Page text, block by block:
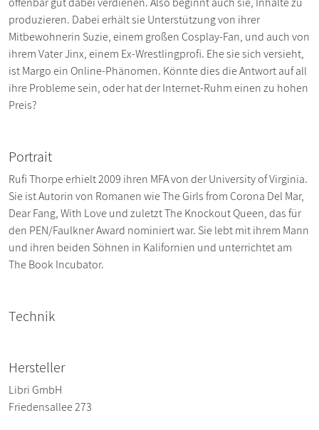
produzieren. Dabei erhält sie Unterstützung von ihrer
Mitbewohnerin Suzie, einem großen Cosplay-Fan, und auch von
ihrem Vater Jinx, einem Ex-Wrestlingprofi. Ehe sie sich versieht,
ist Margo ein Online-Phänomen. Könnte dies die Antwort auf all
ihre Probleme sein, oder hat der Internet-Ruhm einen zu hohen
Preis?
Portrait
Rufi Thorpe erhielt 2009 ihren MFA von der University of Virginia.
Sie ist Autorin von Romanen wie The Girls from Corona Del Mar,
Dear Fang, With Love und zuletzt The Knockout Queen, das für
den PEN/Faulkner Award nominiert war. Sie lebt mit ihrem Mann
und ihren beiden Söhnen in Kalifornien und unterrichtet am
The Book Incubator.
Technik
Hersteller
Libri GmbH
Friedensallee 273